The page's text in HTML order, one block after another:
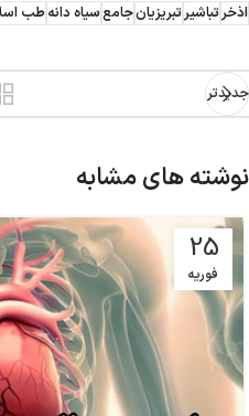
اذخرتباشیرتبریزیانجامعسیاه دانهطب
جدیدتر
نوشته های مشابه
25
فوریه